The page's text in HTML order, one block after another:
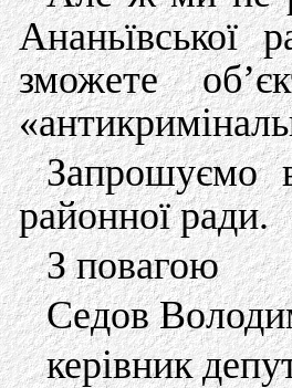
Ананьївської
зможете
Запрошуємо
районної ради.
З повагою
Седов
керівник